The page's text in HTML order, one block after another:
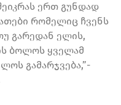
ერთ გუნდად
რომელიც ჩვენს
გარედან ელის,
ბოლოს ყველამ
გამარჯვება,”-